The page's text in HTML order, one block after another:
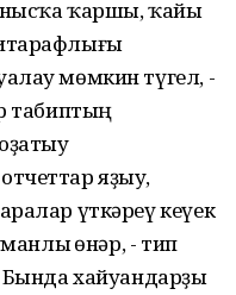
ҡаршы, ҡайһы
мөмкин түгел, -
табиптың
яҙыу,
үткәреү кеүек
һөнәр, - тип
хайуандарҙы